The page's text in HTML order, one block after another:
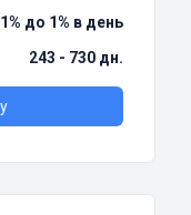
до 1% в день
243 - 730 дн.